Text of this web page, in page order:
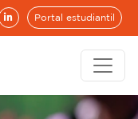
Portal estudiantil